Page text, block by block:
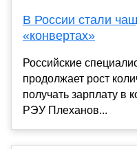
В России стали
«конвертах»
Российские
продолжает рост
получать зарплату в
РЭУ Плеханов...